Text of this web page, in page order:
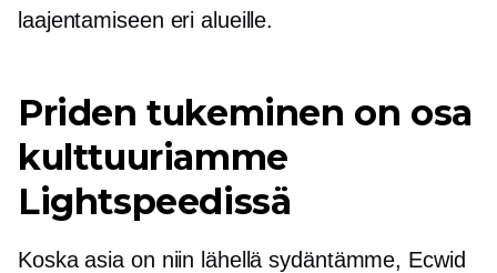
laajentamiseen eri alueille.
Priden tukeminen on osa
kulttuuriamme
Lightspeedissä
Koska asia on niin lähellä sydäntämme, Ecwid